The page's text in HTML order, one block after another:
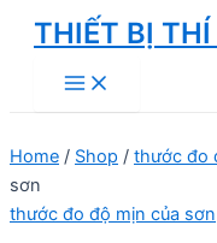
Skip
content
THIẾT BỊ
Main
Menu
Home / Shop / thước đo
sơn
thước đo độ mịn của sơn